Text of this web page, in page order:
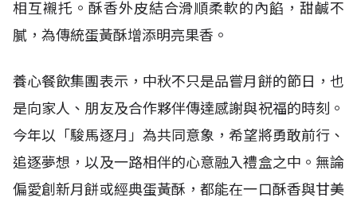
相互襯托。酥香外皮結合滑順柔軟的內餡，甜鹹不
膩，為傳統蛋黃酥增添明亮果香。
養心餐飲集團表示，中秋不只是品嘗月餅的節日，也
是向家人、朋友及合作夥伴傳達感謝與祝福的時刻。
今年以「駿馬逐月」為共同意象，希望將勇敢前行、
追逐夢想，以及一路相伴的心意融入禮盒之中。無論
偏愛創新月餅或經典蛋黃酥，都能在一口酥香與甘美